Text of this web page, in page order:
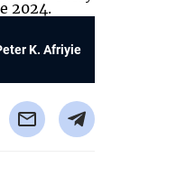
K. Afriyie